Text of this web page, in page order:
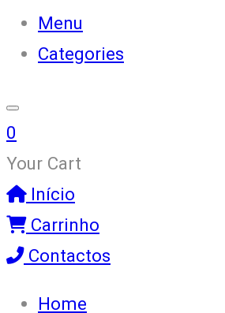
Menu
Categories
0
Your Cart
Início
Carrinho
Contactos
Home